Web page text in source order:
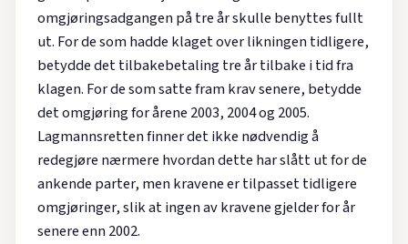
omgjøringsadgangen på tre år skulle benyttes fullt
ut. For de som hadde klaget over likningen tidligere,
betydde det tilbakebetaling tre år tilbake i tid fra
klagen. For de som satte fram krav senere, betydde
det omgjøring for årene 2003, 2004 og 2005.
Lagmannsretten finner det ikke nødvendig å
redegjøre nærmere hvordan dette har slått ut for de
ankende parter, men kravene er tilpasset tidligere
omgjøringer, slik at ingen av kravene gjelder for år
senere enn 2002.